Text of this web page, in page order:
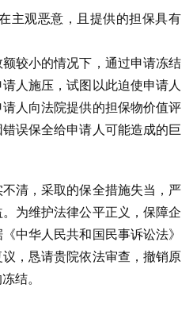
主观恶意，且提供的担保具有
较小的情况下，通过申请冻结
人施压，试图以此迫使申请人
人向法院提供的担保物价值评
误保全给申请人可能造成的巨
清，采取的保全措施失当，严
为维护法律公平正义，保障企
中华人民共和国民事诉讼法》
，恳请贵院依法审查，撤销原
结。